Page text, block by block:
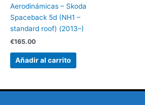
Aerodinámicas – Skoda
Spaceback 5d (NH1 –
standard roof) (2013–)
€165.00
Añadir al carrito